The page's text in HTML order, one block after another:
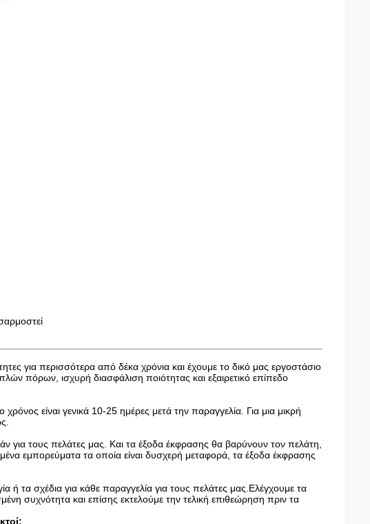
για περισσότερα από δέκα χρόνια και έχουμε το δικό μας εργοστάσιο
πόρων, ισχυρή διασφάλιση ποιότητας και εξαιρετικό επίπεδο
είναι γενικά 10-25 ημέρες μετά την παραγγελία. Για μια μικρή
για τους πελάτες μας. Και τα έξοδα έκφρασης θα βαρύνουν τον πελάτη,
εμπορεύματα τα οποία είναι δυσχερή μεταφορά, τα έξοδα έκφρασης
τα σχέδια για κάθε παραγγελία για τους πελάτες μας.Ελέγχουμε τα
συχνότητα και επίσης εκτελούμε την τελική επιθεώρηση πριν τα